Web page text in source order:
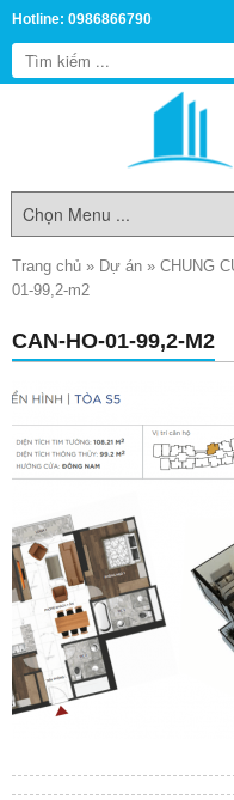
Hotline: 0986866790
Trang chủ » Dự án » CHUNG
01-99,2-m2
CAN-HO-01-99,2-M2